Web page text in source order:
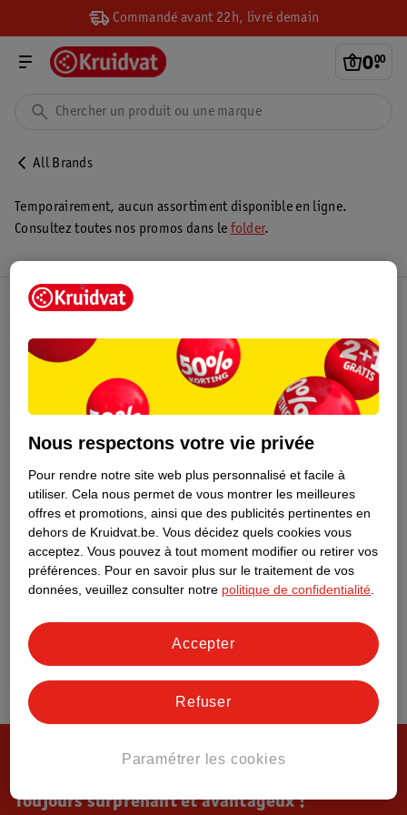
Commandé avant 22h, livré demain
0.
00
All Brands
Temporairement, aucun assortiment disponible en ligne.
Consultez toutes nos promos dans le folder.
Toujours surprenant et avantageux !
Nous respectons votre vie privée
Pour rendre notre site web plus personnalisé et facile à
utiliser. Cela nous permet de vous montrer les meilleures
offres et promotions, ainsi que des publicités pertinentes en
dehors de Kruidvat.be. Vous décidez quels cookies vous
acceptez. Vous pouvez à tout moment modifier ou retirer vos
préférences. Pour en savoir plus sur le traitement de vos
données, veuillez consulter notre politique de confidentialité
Paramétrer les cookies
Refuser
Accepter